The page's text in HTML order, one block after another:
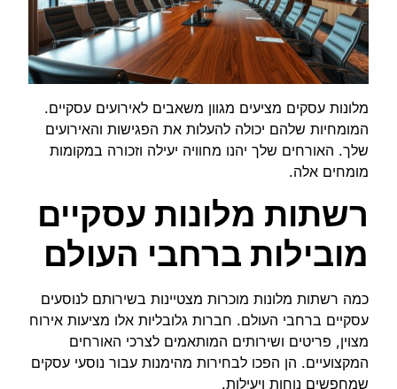
מלונות עסקים מציעים מגוון משאבים לאירועים עסקיים.
המומחיות שלהם יכולה להעלות את הפגישות והאירועים
שלך. האורחים שלך יהנו מחוויה יעילה וזכורה במקומות
מומחים אלה.
רשתות מלונות עסקיים
מובילות ברחבי העולם
כמה רשתות מלונות מוכרות מצטיינות בשירותם לנוסעים
עסקיים ברחבי העולם. חברות גלובליות אלו מציעות אירוח
מצוין, פריטים ושירותים המותאמים לצרכי האורחים
המקצועיים. הן הפכו לבחירות מהימנות עבור נוסעי עסקים
שמחפשים נוחות ויעילות.